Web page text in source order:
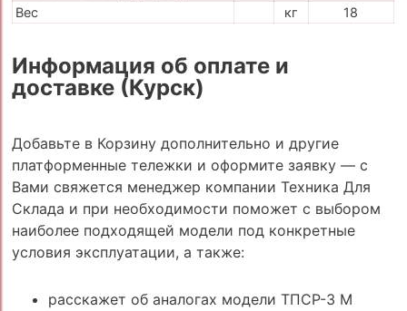
Вес
кг 18
Информация об оплате и
доставке (Курск)
Добавьте в Корзину дополнительно и другие
платформенные тележки и оформите заявку — с
Вами свяжется менеджер компании Техника Для
Склада и при необходимости поможет с выбором
наиболее подходящей модели под конкретные
условия эксплуатации, а также:
расскажет об аналогах модели ТПСР-3 М